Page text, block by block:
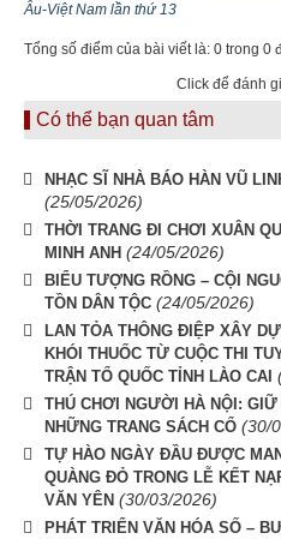
Âu-Việt Nam lần thứ 13
Tổng số điểm của bài viết là: 0 trong 0
Click để đánh
Có thể bạn quan tâm
NHẠC SĨ NHÀ BÁO HÀN VŨ
(25/05/2026)
THỜI TRANG ĐI CHƠI XUÂN
MINH ANH (24/05/2026)
BIỂU TƯỢNG RỒNG – CỘI
TỒN DÂN TỘC (24/05/2026)
LAN TỎA THÔNG ĐIỆP XÂY
KHÓI THUỐC TỪ CUỘC THI
TRẬN TỔ QUỐC TỈNH LÀO CAI
THÚ CHƠI NGƯỜI HÀ NỘI:
NHỮNG TRANG SÁCH CỔ (30/
TỰ HÀO NGÀY ĐẦU ĐƯỢC
QUÀNG ĐỎ TRONG LỄ KẾT
VĂN YÊN (30/03/2026)
PHÁT TRIỂN VĂN HÓA SỐ –